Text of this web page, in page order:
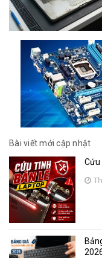
Bài viết mới cập nhật
Cứu